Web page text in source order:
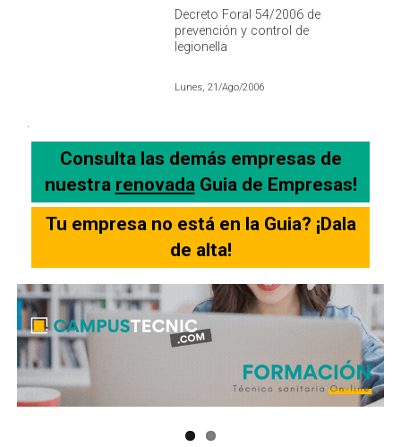
LEGIONELLA
Decreto Foral 54/2006 de
prevención y control de
legionella
Lunes, 21/Ago/2006
.
Consulta las demás empresas de
nuestra renovadaGuia de Empresas!
Tu empresa no está en la Guia? ¡Dala
de alta!